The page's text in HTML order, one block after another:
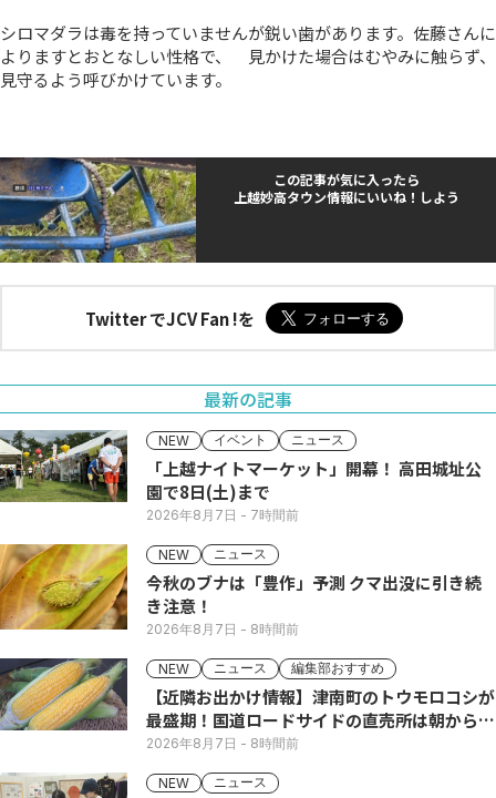
シロマダラは毒を持っていませんが鋭い歯があります。佐藤さんに
よりますとおとなしい性格で、 見かけた場合はむやみに触らず、
見守るよう呼びかけています。
この記事が気に入ったら
上越妙高タウン情報にいいね！しよう
Twitter でJCV Fan !を
最新の記事
NEW イベント ニュース
「上越ナイトマーケット」開幕！ 高田城址公
園で8日(土)まで
2026年8月7日 - 7時間前
NEW ニュース
今秋のブナは「豊作」予測 クマ出没に引き続
き注意！
2026年8月7日 - 8時間前
NEW ニュース 編集部おすすめ
【近隣お出かけ情報】津南町のトウモロコシが
最盛期！国道ロードサイドの直売所は朝から長
い列
2026年8月7日 - 8時間前
NEW ニュース